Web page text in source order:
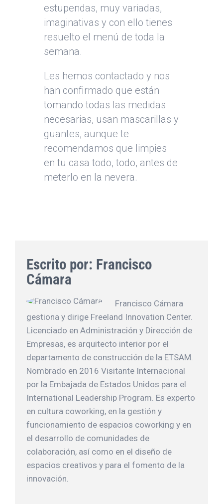
estupendas, muy variadas,
imaginativas y con ello tienes
resuelto el menú de toda la
semana.
Les hemos contactado y nos
han confirmado que están
tomando todas las medidas
necesarias, usan mascarillas y
guantes, aunque te
recomendamos que limpies
en tu casa todo, todo, antes de
meterlo en la nevera.
Escrito por: Francisco
Cámara
Francisco Cámara
gestiona y dirige Freeland Innovation Center.
Licenciado en Administración y Dirección de
Empresas, es arquitecto interior por el
departamento de construcción de la ETSAM.
Nombrado en 2016 Visitante Internacional
por la Embajada de Estados Unidos para el
International Leadership Program. Es experto
en cultura coworking, en la gestión y
funcionamiento de espacios coworking y en
el desarrollo de comunidades de
colaboración, así como en el diseño de
espacios creativos y para el fomento de la
innovación.